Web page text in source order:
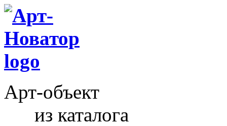
Арт-объект
из каталога